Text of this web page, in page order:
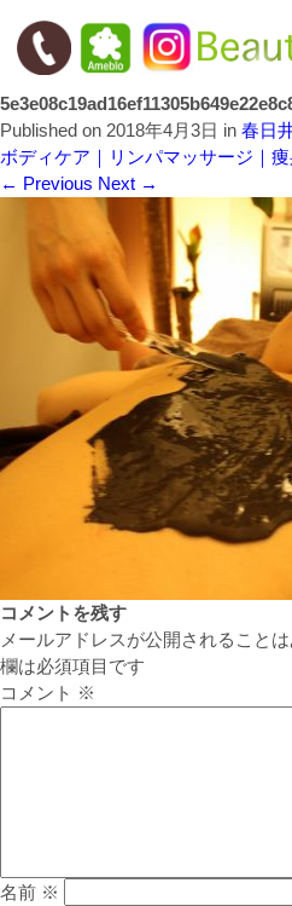
Published on 2018年4月3日 in 春日
ボディケア｜リンパマッサージ｜痩
← Previous Next →
コメントを残す
メールアドレスが公開されることは
欄は必須項目です
コメント ※
名前 ※